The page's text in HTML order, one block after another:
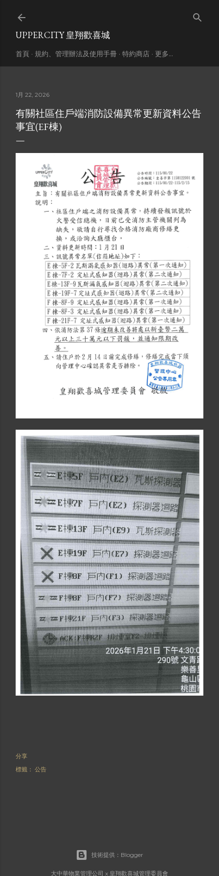
UPPERCITY 皇翔歡喜城
首頁 規約、管理辦法及使用手冊 特約商店 更多…
1月 22, 2026
有關社區住戶端消防設備異常更新資料公告
事宜(EF棟)
分享
標籤： 公告
技術提供：Blogger
大中華物業管理公司 x 皇翔歡喜城管理委員會